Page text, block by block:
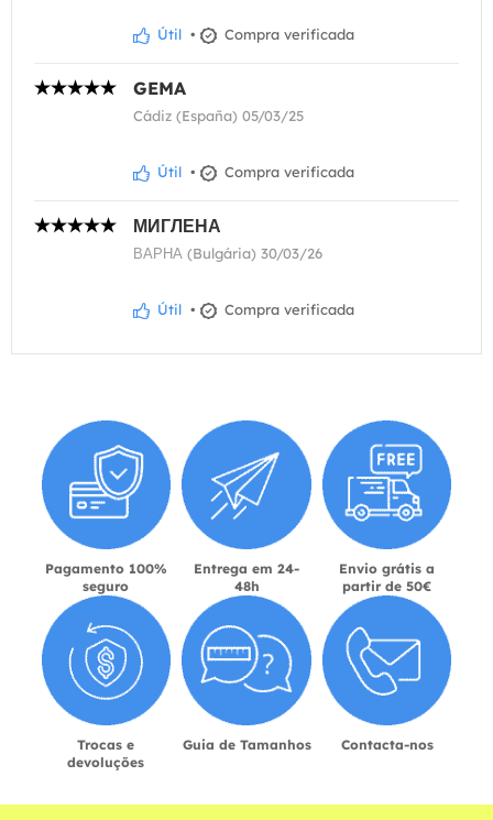
Útil • Compra verificada
GEMA
Cádiz (España) 05/03/25
Útil • Compra verificada
МИГЛЕНА
ВАРНА (Bulgária) 30/03/26
Útil • Compra verificada
Pagamento 100%
seguro
Entrega em 24-
48h
Envio grátis a
partir de 50€
Trocas e
devoluções
Guia de Tamanhos Contacta-nos